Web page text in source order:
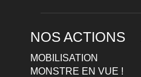
NOS ACTIONS
MOBILISATION
MONSTRE EN VUE !